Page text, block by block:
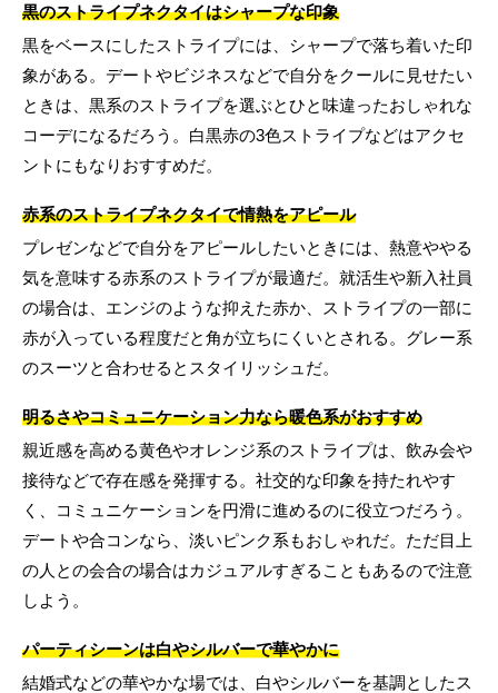
黒のストライプネクタイはシャープな印象
黒をベースにしたストライプには、シャープで落ち着いた印
象がある。デートやビジネスなどで自分をクールに見せたい
ときは、黒系のストライプを選ぶとひと味違ったおしゃれな
コーデになるだろう。白黒赤の3色ストライプなどはアクセ
ントにもなりおすすめだ。
赤系のストライプネクタイで情熱をアピール
プレゼンなどで自分をアピールしたいときには、熱意ややる
気を意味する赤系のストライプが最適だ。就活生や新入社員
の場合は、エンジのような抑えた赤か、ストライプの一部に
赤が入っている程度だと角が立ちにくいとされる。グレー系
のスーツと合わせるとスタイリッシュだ。
明るさやコミュニケーション力なら暖色系がおすすめ
親近感を高める黄色やオレンジ系のストライプは、飲み会や
接待などで存在感を発揮する。社交的な印象を持たれやす
く、コミュニケーションを円滑に進めるのに役立つだろう。
デートや合コンなら、淡いピンク系もおしゃれだ。ただ目上
の人との会合の場合はカジュアルすぎることもあるので注意
しよう。
パーティシーンは白やシルバーで華やかに
結婚式などの華やかな場では、白やシルバーを基調としたス